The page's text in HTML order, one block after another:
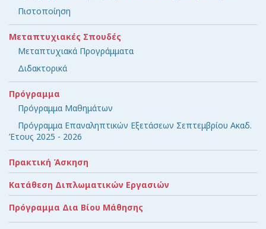
Πιστοποίηση
Μεταπτυχιακές Σπουδές
Μεταπτυχιακά Προγράμματα
Διδακτορικά
Πρόγραμμα
Πρόγραμμα Μαθημάτων
Πρόγραμμα Επαναληπτικών Εξετάσεων Σεπτεμβρίου Ακαδ.
Έτους 2025 - 2026
Πρακτική Άσκηση
Κατάθεση Διπλωματικών Εργασιών
Πρόγραμμα Δια Βίου Μάθησης